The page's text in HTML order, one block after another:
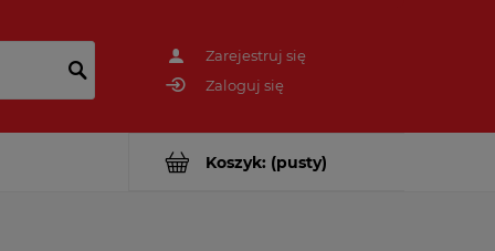
Zarejestruj się
Zaloguj się
Koszyk: (pusty)